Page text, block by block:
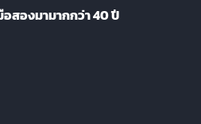
อสองมามากกว่า 40 ปี